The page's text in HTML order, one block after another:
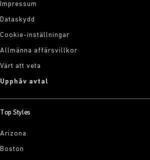
Impressum
Dataskydd
Cookie-inställningar
Allmänna affärsvillkor
Värt att veta
Upphäv avtal
Top Styles
Arizona
Boston